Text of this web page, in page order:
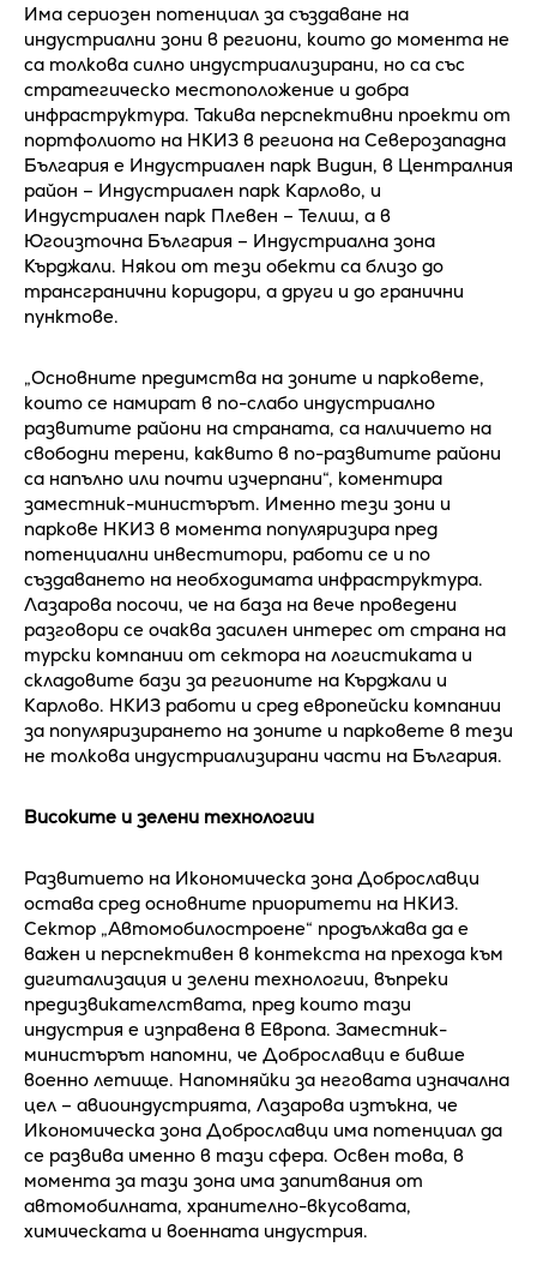
Има сериозен потенциал за създаване на
индустриални зони в региони, които до момента не
са толкова силно индустриализирани, но са със
стратегическо местоположение и добра
инфраструктура. Такива перспективни проекти от
портфолиото на НКИЗ в региона на Северозападна
България е Индустриален парк Видин, в Централния
район – Индустриален парк Карлово, и
Индустриален парк Плевен – Телиш, а в
Югоизточна България – Индустриална зона
Кърджали. Някои от тези обекти са близо до
трансгранични коридори, а други и до гранични
пунктове.
„Основните предимства на зоните и парковете,
които се намират в по-слабо индустриално
развитите райони на страната, са наличието на
свободни терени, каквито в по-развитите райони
са напълно или почти изчерпани“, коментира
заместник-министърът. Именно тези зони и
паркове НКИЗ в момента популяризира пред
потенциални инвеститори, работи се и по
създаването на необходимата инфраструктура.
Лазарова посочи, че на база на вече проведени
разговори се очаква засилен интерес от страна на
турски компании от сектора на логистиката и
складовите бази за регионите на Кърджали и
Карлово. НКИЗ работи и сред европейски компании
за популяризирането на зоните и парковете в тези
не толкова индустриализирани части на България.
Високите и зелени технологии
Развитието на Икономическа зона Доброславци
остава сред основните приоритети на НКИЗ.
Сектор „Автомобилостроене“ продължава да е
важен и перспективен в контекста на прехода към
дигитализация и зелени технологии, въпреки
предизвикателствата, пред които тази
индустрия е изправена в Европа. Заместник-
министърът напомни, че Доброславци е бивше
военно летище. Напомняйки за неговата изначална
цел – авиоиндустрията, Лазарова изтъкна, че
Икономическа зона Доброславци има потенциал да
се развива именно в тази сфера. Освен това, в
момента за тази зона има запитвания от
автомобилната, хранително-вкусовата,
химическата и военната индустрия.